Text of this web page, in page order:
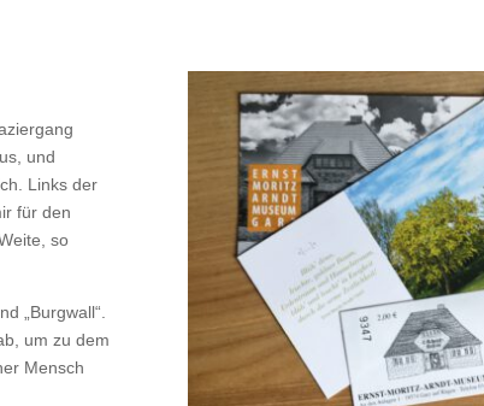
und
Links der
für den
so
„Burgwall“.
um zu dem
Mensch